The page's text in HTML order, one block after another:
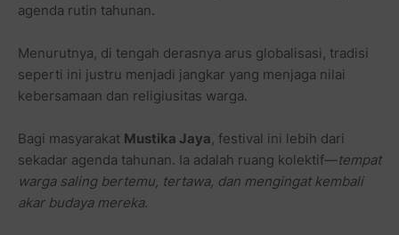
agenda rutin tahunan.
Menurutnya, di tengah derasnya arus globalisasi, tradisi
seperti ini justru menjadi jangkar yang menjaga nilai
kebersamaan dan religiusitas warga.
Bagi masyarakat Mustika Jaya, festival ini lebih dari
sekadar agenda tahunan. Ia adalah ruang kolektif—tempat
warga saling bertemu, tertawa, dan mengingat kembali
akar budaya mereka.